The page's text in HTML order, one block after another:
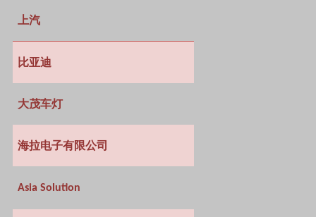
上汽
比亚迪
大茂车灯
海拉电子有限公司
Asia Solution